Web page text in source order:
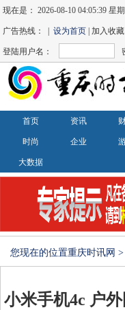
现在是：2026-08-10 04:05:39 星
广告热线： |设为首页 | 加入收藏
登陆用户名：
首页 资讯
时尚 企业
大数据
您现在的位置重庆时讯网 >
小米手机4c 户